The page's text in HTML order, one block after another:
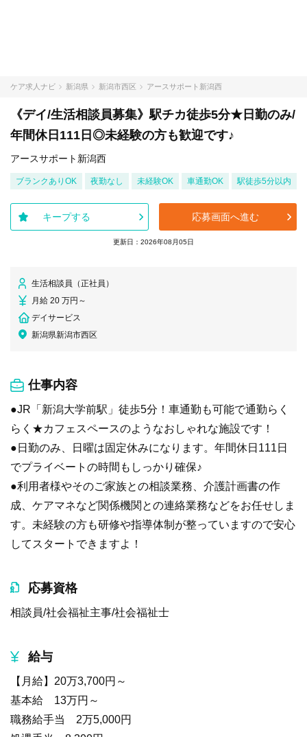
ケア求人ナビ 新潟県 新潟市西区 アースサポート新潟西
《デイ/生活相談員募集》駅チカ徒歩5分★日勤のみ/
年間休日111日◎未経験の方も歓迎です♪
アースサポート新潟西
ブランクありOK 夜勤なし 未経験OK 車通勤OK 駅徒歩5分以内
キープする 応募画面へ進む
更新日：2026年08月05日
生活相談員（正社員）
月給 20 万円～
デイサービス
新潟県新潟市西区
仕事内容
●JR「新潟大学前駅」徒歩5分！車通勤も可能で通勤らく
らく★カフェスペースのようなおしゃれな施設です！
●日勤のみ、日曜は固定休みになります。年間休日111日
でプライベートの時間もしっかり確保♪
●利用者様やそのご家族との相談業務、介護計画書の作
成、ケアマネなど関係機関との連絡業務などをお任せしま
す。未経験の方も研修や指導体制が整っていますので安心
してスタートできますよ！
応募資格
相談員/社会福祉主事/社会福祉士
給与
【月給】20万3,700円～
基本給 13万円～
職務給手当 2万5,000円